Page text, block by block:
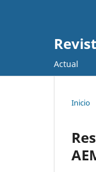
Actual
Inicio